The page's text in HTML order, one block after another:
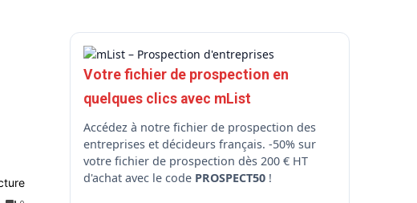
Votre fichier de prospection en
quelques clics avec mList
Accédez à notre fichier de prospection des
entreprises et décideurs français. -50% sur
votre fichier de prospection dès 200 € HT
d'achat avec le code PROSPECT50!